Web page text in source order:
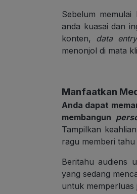
Sebelum memulai
anda kuasai dan
konten, data entry
menonjol di mata
Manfaatkan
Anda dapat
membangun
Tampilkan
ragu memberi
Beritahu audiens
yang sedang
untuk memperluas